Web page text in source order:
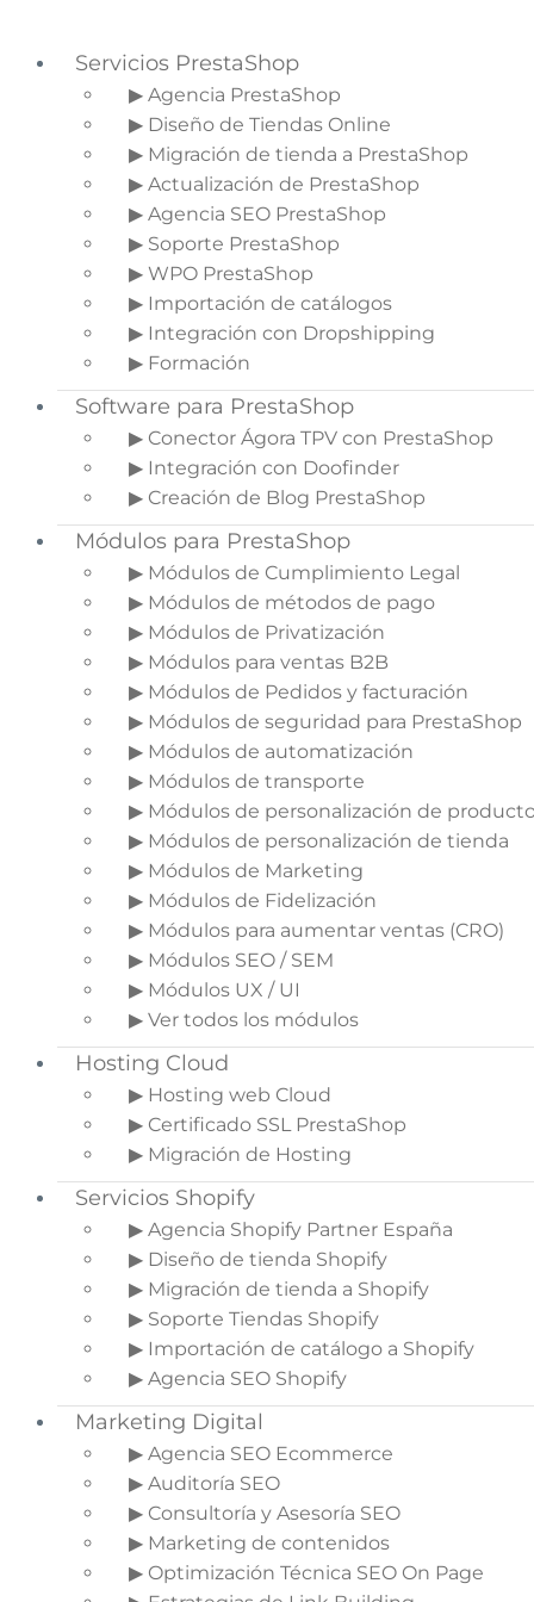
Saltar a la navegación principal
Saltar al contenido principal
Saltar a la barra lateral principal
Infografía: La trampa del
facebook
Inicio »Blog de Ecommerce»Infografía: La
trampa del facebook
En esta santa casa siempre hablamos de las
redes sociales, de sus ventajas y sus peligros, pero
había un tema que habíamos dejado escapar y
que, no solo es primordial, sino que puede
concienciar a muchos agudos lectores a
abandonar ideas equivocadas para promocionar
su facebook.
A finales de 2012, Facebook publicó un
documento donde trataba la problemática de las
cuentas fantasma.
Según el documento, las cuentas duplicadas, que
se producen cuando un usuario mantiene más
de una en el sitio, pueden representar hasta una
4,8% de los usuarios activos.Otro 2,4% pueden ser
empresas o cuentas de mascotas, mientras que
un 1,5% corresponden a perfiles no deseados, para
enviar spam o iniciar otro tipo de actividades
maliciosas.
“Creemos que el porcentaje de cuentas que
están duplicadas o son falsas es
significativamente más bajo en los mercados
desarrollados como Estados Unidos y Australia y
es más alta en mercados emergentes como
Indonesia y Turquía”, dijo Facebook en el
Servicios PrestaShop
▶ Agencia PrestaShop
▶ Diseño de Tiendas Online
▶ Migración de tienda a PrestaShop
▶ Actualización de PrestaShop
▶ Agencia SEO PrestaShop
▶ Soporte PrestaShop
▶ WPO PrestaShop
▶ Importación de catálogos
▶ Integración con Dropshipping
▶ Formación
Software para PrestaShop
▶ Conector Ágora TPV con PrestaShop
▶ Integración con Doofinder
▶ Creación de Blog PrestaShop
Módulos para PrestaShop
▶ Módulos de Cumplimiento Legal
▶ Módulos de métodos de pago
▶ Módulos de Privatización
▶ Módulos para ventas B2B
▶ Módulos de Pedidos y facturación
▶ Módulos de seguridad para PrestaShop
▶ Módulos de automatización
▶ Módulos de transporte
▶ Módulos de personalización de
▶ Módulos de personalización de tienda
▶ Módulos de Marketing
▶ Módulos de Fidelización
▶ Módulos para aumentar ventas (CRO)
▶ Módulos SEO / SEM
▶ Módulos UX / UI
▶ Ver todos los módulos
Hosting Cloud
▶ Hosting web Cloud
▶ Certificado SSL PrestaShop
▶ Migración de Hosting
Servicios Shopify
▶ Agencia Shopify Partner España
▶ Diseño de tienda Shopify
▶ Migración de tienda a Shopify
▶ Soporte Tiendas Shopify
▶ Importación de catálogo a Shopify
▶ Agencia SEO Shopify
Marketing Digital
▶ Agencia SEO Ecommerce
▶ Auditoría SEO
▶ Consultoría y Asesoría SEO
▶ Marketing de contenidos
▶ Optimización Técnica SEO On Page